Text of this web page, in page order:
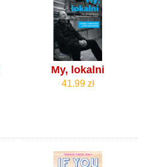
My, lokalni
41.99 zł